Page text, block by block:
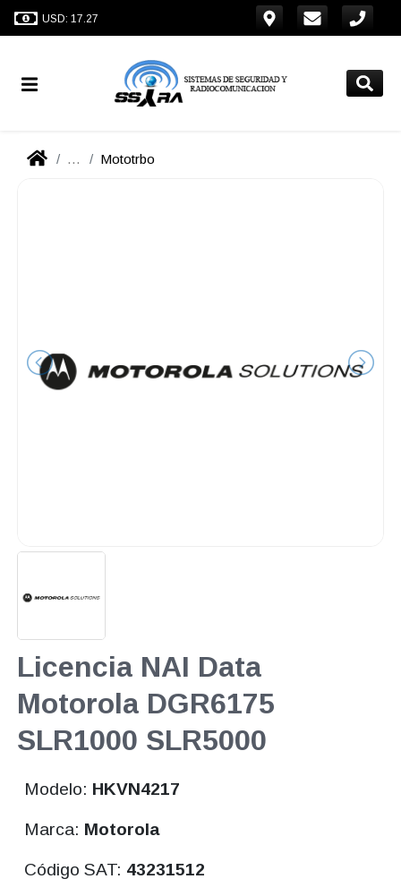
USD: 17.27
... Mototrbo
Licencia NAI Data
Motorola DGR6175
SLR1000 SLR5000
Modelo: HKVN4217
Marca: Motorola
Código SAT: 43231512